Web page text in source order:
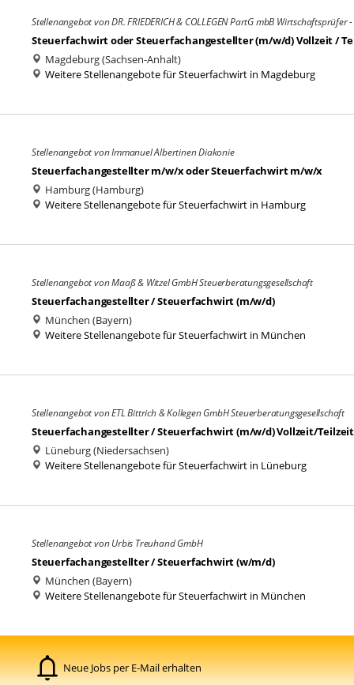
Stellenangebot von DR. FRIEDERICH & COLLEGEN PartG mbB
Steuerfachwirt oder Steuerfachangestellter (m/w/d) Vollzeit /
Magdeburg (Sachsen-Anhalt)
Weitere Stellenangebote für Steuerfachwirt in Magdeburg
Stellenangebot von Immanuel Albertinen Diakonie
Steuerfachangestellter m/w/x oder Steuerfachwirt m/w/x
Hamburg (Hamburg)
Weitere Stellenangebote für Steuerfachwirt in Hamburg
Stellenangebot von Maaß & Witzel GmbH Steuerberatungsgesellschaft
Steuerfachangestellter / Steuerfachwirt (m/w/d)
München (Bayern)
Weitere Stellenangebote für Steuerfachwirt in München
Stellenangebot von ETL Bittrich & Kollegen GmbH Steuerberatungsgesellschaft
Steuerfachangestellter / Steuerfachwirt (m/w/d) Vollzeit/Teilzeit
Lüneburg (Niedersachsen)
Weitere Stellenangebote für Steuerfachwirt in Lüneburg
Stellenangebot von Urbis Treuhand GmbH
Steuerfachangestellter / Steuerfachwirt (w/m/d)
München (Bayern)
Weitere Stellenangebote für Steuerfachwirt in München
Neue Jobs per E-Mail erhalten